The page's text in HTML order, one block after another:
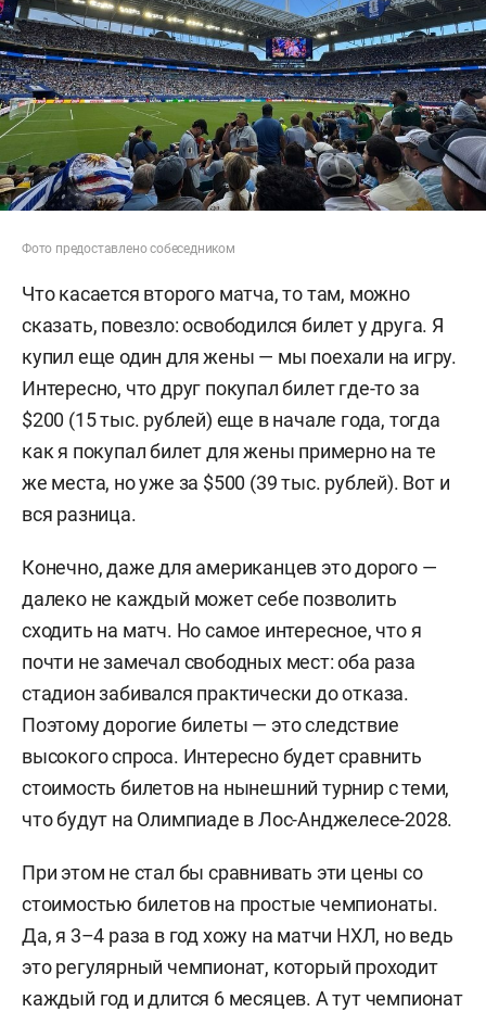
Фото предоставлено собеседником
Что касается второго матча, то там, можно
сказать, повезло: освободился билет у друга. Я
купил еще один для жены — мы поехали на игру.
Интересно, что друг покупал билет где-то за
$200 (15 тыс. рублей) еще в начале года, тогда
как я покупал билет для жены примерно на те
же места, но уже за $500 (39 тыс. рублей). Вот и
вся разница.
Конечно, даже для американцев это дорого —
далеко не каждый может себе позволить
сходить на матч. Но самое интересное, что я
почти не замечал свободных мест: оба раза
стадион забивался практически до отказа.
Поэтому дорогие билеты — это следствие
высокого спроса. Интересно будет сравнить
стоимость билетов на нынешний турнир с теми,
что будут на Олимпиаде в Лос-Анджелесе-2028.
При этом не стал бы сравнивать эти цены со
стоимостью билетов на простые чемпионаты.
Да, я 3–4 раза в год хожу на матчи НХЛ, но ведь
это регулярный чемпионат, который проходит
каждый год и длится 6 месяцев. А тут чемпионат